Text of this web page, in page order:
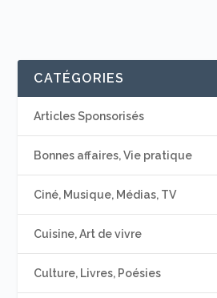
CATÉGORIES
Articles Sponsorisés
Bonnes affaires, Vie pratique
Ciné, Musique, Médias, TV
Cuisine, Art de vivre
Culture, Livres, Poésies